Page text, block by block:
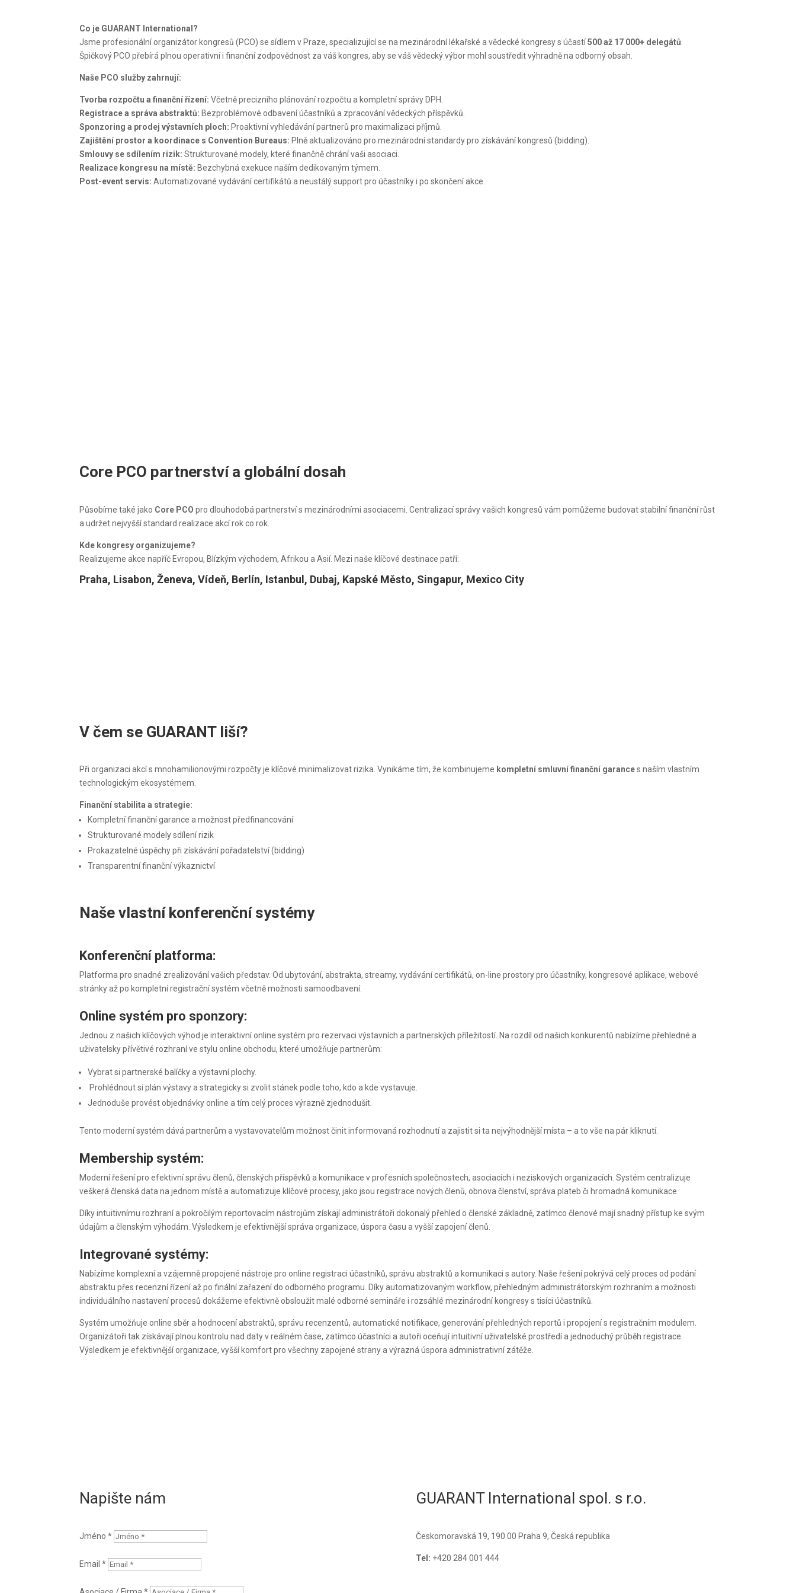
Co je GUARANT International?
Jsme profesionální organizátor kongresů (PCO) se sídlem v Praze, specializující se na mezinárodní lékařské a vědecké kongresy s účastí500 až 17 000+ delegátů
Špičkový PCO přebírá plnou operativní i finanční zodpovědnost za váš kongres, aby se váš vědecký výbor mohl soustředit výhradně na odborný obsah.
Naše PCO služby zahrnují:
Tvorba rozpočtu a finanční řízení: Včetně precizního plánování rozpočtu a kompletní správy DPH.
Registrace a správa abstraktů: Bezproblémové odbavení účastníků a zpracování vědeckých příspěvků.
Sponzoring a prodej výstavních ploch: Proaktivní vyhledávání partnerů pro maximalizaci příjmů.
Zajištění prostor a koordinace s Convention Bureaus: Plně aktualizováno pro mezinárodní standardy pro získávání kongresů (bidding).
Smlouvy se sdílením rizik: Strukturované modely, které finančně chrání vaši asociaci.
Realizace kongresu na místě: Bezchybná exekuce naším dedikovaným týmem.
Post-event servis:Automatizované vydávání certifikátů a neustálý support pro účastníky i po skončení akce.
Core PCO partnerství a globální dosah
Působíme také jako Core PCO pro dlouhodobá partnerství s mezinárodními asociacemi. Centralizací správy vašich kongresů vám pomůžeme budovat stabilní finanční růst
a udržet nejvyšší standard realizace akcí rok co rok.
Kde kongresy organizujeme?
Realizujeme akce napříč Evropou, Blízkým východem, Afrikou a Asií. Mezi naše klíčové destinace patří:
Praha, Lisabon, Ženeva, Vídeň, Berlín, Istanbul, Dubaj, Kapské Město, Singapur, Mexico City
V čem se GUARANT liší?
Při organizaci akcí s mnohamilionovými rozpočty je klíčové minimalizovat rizika. Vynikáme tím, že kombinujeme kompletní smluvní finanční garances naším vlastním
technologickým ekosystémem.
Finanční stabilita a strategie:
Kompletní finanční garance a možnost předfinancování
Strukturované modely sdílení rizik
Prokazatelné úspěchy při získávání pořadatelství (bidding)
Transparentní finanční výkaznictví
Naše vlastní konferenční systémy
Konferenční platforma:
Platforma pro snadné zrealizování vašich představ. Od ubytování, abstrakta, streamy, vydávání certifikátů, on-line prostory pro účastníky, kongresové aplikace, webové
stránky až po kompletní registrační systém včetně možnosti samoodbavení.
Online systém pro sponzory:
Jednou z našich klíčových výhod je interaktivní online systém pro rezervaci výstavních a partnerských příležitostí. Na rozdíl od našich konkurentů nabízíme přehledné a
uživatelsky přívětivé rozhraní ve stylu online obchodu, které umožňuje partnerům:
Vybrat si partnerské balíčky a výstavní plochy.
Prohlédnout si plán výstavy a strategicky si zvolit stánek podle toho, kdo a kde vystavuje.
Jednoduše provést objednávky online a tím celý proces výrazně zjednodušit.
Tento moderní systém dává partnerům a vystavovatelům možnost činit informovaná rozhodnutí a zajistit si ta nejvýhodnější místa – a to vše na pár kliknutí.
Membership systém:
Moderní řešení pro efektivní správu členů, členských příspěvků a komunikace v profesních společnostech, asociacích i neziskových organizacích. Systém centralizuje
veškerá členská data na jednom místě a automatizuje klíčové procesy, jako jsou registrace nových členů, obnova členství, správa plateb či hromadná komunikace.
Díky intuitivnímu rozhraní a pokročilým reportovacím nástrojům získají administrátoři dokonalý přehled o členské základně, zatímco členové mají snadný přístup ke svým
údajům a členským výhodám. Výsledkem je efektivnější správa organizace, úspora času a vyšší zapojení členů.
Integrované systémy:
Nabízíme komplexní a vzájemně propojené nástroje pro online registraci účastníků, správu abstraktů a komunikaci s autory. Naše řešení pokrývá celý proces od podání
abstraktu přes recenzní řízení až po finální zařazení do odborného programu. Díky automatizovaným workflow, přehledným administrátorským rozhraním a možnosti
individuálního nastavení procesů dokážeme efektivně obsloužit malé odborné semináře i rozsáhlé mezinárodní kongresy s tisíci účastníků.
Systém umožňuje online sběr a hodnocení abstraktů, správu recenzentů, automatické notifikace, generování přehledných reportů i propojení s registračním modulem.
Organizátoři tak získávají plnou kontrolu nad daty v reálném čase, zatímco účastníci a autoři oceňují intuitivní uživatelské prostředí a jednoduchý průběh registrace.
Výsledkem je efektivnější organizace, vyšší komfort pro všechny zapojené strany a výrazná úspora administrativní zátěže.
Napište nám
Jméno *
Email *
GUARANT International spol. s r.o.
Českomoravská 19, 190 00 Praha 9, Česká republika
Tel: +420 284 001 444